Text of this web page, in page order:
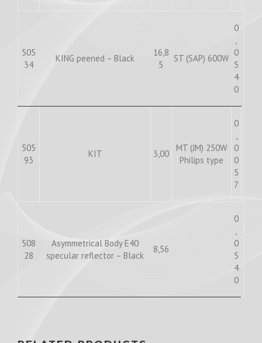
505
34
KING peened – Black
16,8
5
ST (SAP) 600W
0
,
0
5
4
0
505
93
KIT 3,00
MT (JM) 250W
Philips type
0
,
0
0
5
7
508
28
Asymmetrical Body E40
specular reflector – Black
8,56
0
,
0
5
4
0